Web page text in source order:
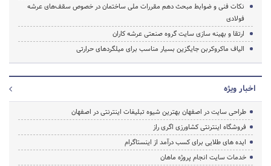
نکات فنی و ضوابط مبحث دهم مقررات ملی ساختمان در خصوص سقف‌های عرشه
فولادی
ارتقا و بهینه سازی سایت گروه صنعتی عرشه کاران
الیاف ماکروکربن جایگزین بسیار مناسب برای میلگردهای حرارتی
اخبار ویژه
طراحی سایت در اصفهان بهترین شیوه تبلیغات اینترنتی در اصفهان
فروشگاه اینترنتی کشاورزی اگری راز
ایده های طلایی برای کسب درآمد از اینستاگرام
خدمات سایت انجام پروژه ماهان